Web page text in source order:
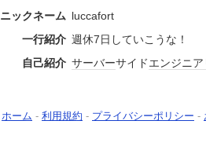
ニックネーム luccafort
一行紹介 週休7日していこうな！
自己紹介 サーバーサイドエンジニ
ホーム - 利用規約 - プライバシーポリシー -